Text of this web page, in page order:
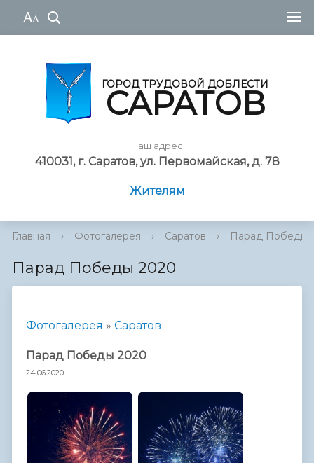
ГОРОД ТРУДОВОЙ ДОБЛЕСТИ
САРАТОВ
Наш адрес
410031, г. Саратов, ул. Первомайская, д. 78
Жителям
Главная › Фотогалерея › Саратов › Парад Победы
Парад Победы 2020
Фотогалерея » Саратов
Парад Победы 2020
24.06.2020